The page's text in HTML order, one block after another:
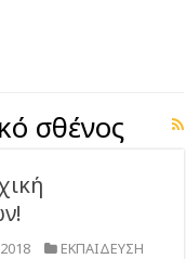
σθένος
ΕΚΠΑΙΔΕΥΣΗ